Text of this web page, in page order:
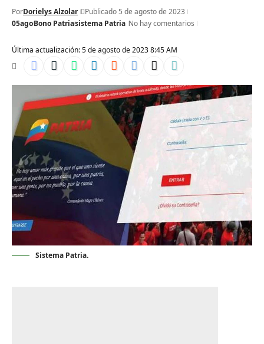
Última actualización: 5 de agosto de 2023 8:45 AM
PorDorielys Alzolar
Publicado 5 de agosto de 2023
05agoBono Patriasistema Patria No hay comentarios
Sistema Patria.